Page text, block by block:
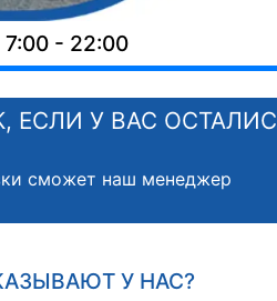
- 22:00
ЕСЛИ У ВАС
сможет наш менеджер
У НАС?